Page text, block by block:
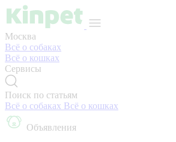
Москва
Всё о собаках
Всё о кошках
Сервисы
Поиск по статьям
Всё о собаках Всё о кошках
Объявления